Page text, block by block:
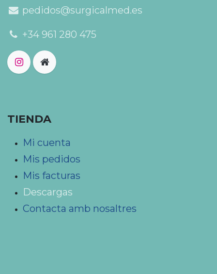
pedidos@surgicalmed.es
+34 961 280 475
TIENDA
Mi cuenta
Mis pedidos
Mis facturas
Descargas
Contacta amb nosaltres